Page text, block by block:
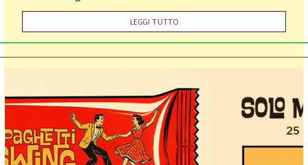
LEGGI TUTTO